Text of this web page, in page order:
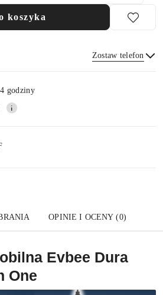
koszyka
Zostaw telefon
Wyślij
godziny
OPINIE I OCENY (0)
Evbee Dura
One